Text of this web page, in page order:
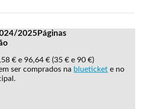
2025 Páginas
€ e 96,64 € (35 € e 90 €)
ser comprados na blueticket e no